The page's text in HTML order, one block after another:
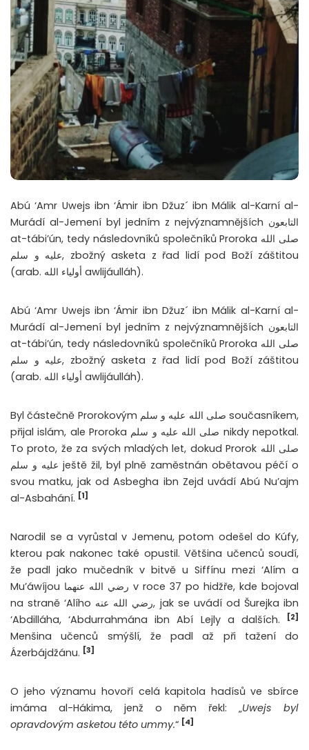
Abú ‘Amr Uwejs ibn ‘Ámir ibn Džuz´ ibn Málik al-Karní al-
Murádí al-Jemení byl jedním z nejvýznamnějších التابعون
at-tábi’ún, tedy následovníků společníků Proroka صلى الله
عليه و سلم, zbožný asketa z řad lidí pod Boží záštitou
(arab. أولياء الله awlijáulláh).
Abú ‘Amr Uwejs ibn ‘Ámir ibn Džuz´ ibn Málik al-Karní al-
Murádí al-Jemení byl jedním z nejvýznamnějších التابعون
at-tábi’ún, tedy následovníků společníků Proroka صلى الله
عليه و سلم, zbožný asketa z řad lidí pod Boží záštitou
(arab. أولياء الله awlijáulláh).
Byl částečně Prorokovým صلى الله عليه و سلم současníkem,
přijal islám, ale Proroka صلى الله عليه و سلم nikdy nepotkal.
To proto, že za svých mladých let, dokud Prorok صلى الله
عليه و سلم ještě žil, byl plně zaměstnán obětavou péčí o
svou matku, jak od Asbegha ibn Zejd uvádí Abú Nu’ajm
al-Asbahání. [1]
Narodil se a vyrůstal v Jemenu, potom odešel do Kúfy,
kterou pak nakonec také opustil. Většina učenců soudí,
že padl jako mučedník v bitvě u Siffínu mezi ‘Alím a
Mu’áwíjou رضي الله عنهما v roce 37 po hidžře, kde bojoval
na straně ‘Alího رضي الله عنه, jak se uvádí od Šurejka ibn
‘Abdilláha, ‘Abdurrahmána ibn Abí Lejly a dalších.
[2]
Menšina učenců smýšlí, že padl až při tažení do
Ázerbájdžánu. [3]
O jeho významu hovoří celá kapitola hadísů ve sbírce
imáma al-Hákima, jenž o něm řekl: „Uwejs byl
opravdovým asketou této ummy.“ [4]